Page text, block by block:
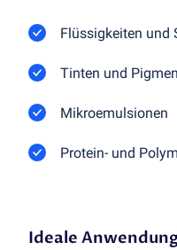
Flüssigkeiten und
Tinten und
Mikroemulsionen
Protein- und
Ideale